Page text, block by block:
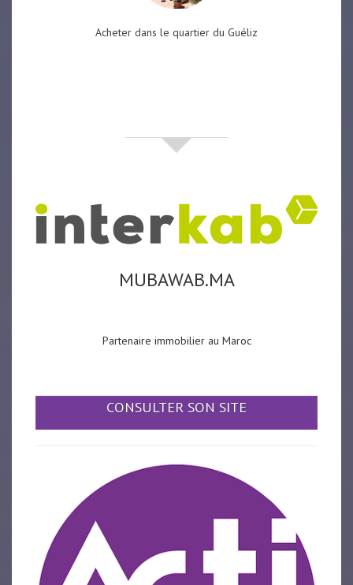
Acheter dans le quartier du Guéliz
MUBAWAB.MA
Partenaire immobilier au Maroc
CONSULTER SON SITE